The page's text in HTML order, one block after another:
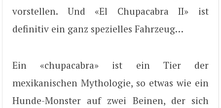
vorstellen. Und «El Chupacabra II» ist
definitiv ein ganz spezielles Fahrzeug…
Ein «chupacabra» ist ein Tier der
mexikanischen Mythologie, so etwas wie ein
Hunde-Monster auf zwei Beinen, der sich